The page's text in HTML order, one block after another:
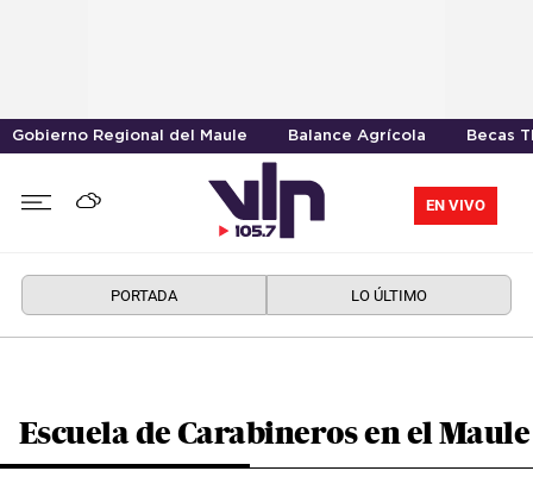
Gobierno Regional del Maule Balance Agrícola Becas
EN VIVO
PORTADA LO ÚLTIMO
Escuela de Carabineros en el Maule